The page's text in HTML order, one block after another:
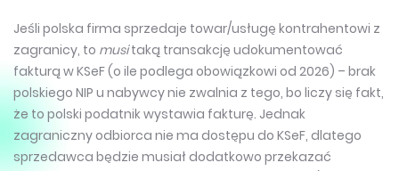
Jeśli polska firma sprzedaje towar/usługę kontrahentowi z
zagranicy, to musitaką transakcję udokumentować
fakturą w KSeF (o ile podlega obowiązkowi od 2026) – brak
polskiego NIP u nabywcy nie zwalnia z tego, bo liczy się fakt,
że to polski podatnik wystawia fakturę. Jednak
zagraniczny odbiorca nie ma dostępu do KSeF, dlatego
sprzedawca będzie musiał dodatkowo przekazać